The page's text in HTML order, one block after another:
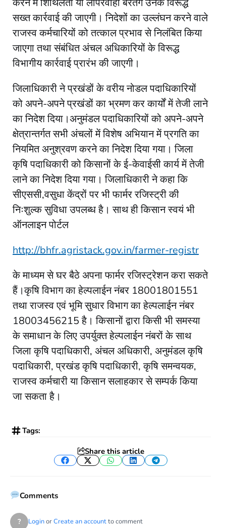
करने में शिथिलता या लापरवाही बरतेंगे उनके विरूद्ध
सख्त कार्रवाई की जाएगी। निदेशों का उल्लंघन करने वाले
राजस्व कर्मचारियों को तत्काल प्रभाव से निलंबित किया
जाएगा तथा संबंधित अंचल अधिकारियों के विरूद्ध
विभागीय कार्रवाई प्रारंभ की जाएगी।
जिलाधिकारी ने प्रखंडों के वरीय नोडल पदाधिकारियों
को अपने-अपने प्रखंडों का भ्रमण कर कार्यों में तेजी लाने
का निदेश दिया।अनुमंडल पदाधिकारियों को अपने-अपने
क्षेत्रान्तर्गत सभी अंचलों में विशेष अभियान में प्रगति का
नियमित अनुश्रवण करने का निदेश दिया गया। जिला
कृषि पदाधिकारी को किसानों के ई-केवाईसी कार्य में तेजी
लाने का निदेश दिया गया। जिलाधिकारी ने कहा कि
सीएससी,वसुधा केंद्रों पर भी फार्मर रजिस्ट्री की
निःशुल्क सुविधा उपलब्ध है। साथ ही किसान स्वयं भी
ऑनलाइन पोर्टल
http://bhfr.agristack.gov.in/farmer-registr
के माध्यम से घर बैठे अपना फार्मर रजिस्ट्रेशन करा सकते
हैं।कृषि विभाग का हेल्पलाईन नंबर 18001801551
तथा राजस्व एवं भूमि सुधार विभाग का हेल्पलाईन नंबर
18003456215 है। किसानों द्वारा किसी भी समस्या
के समाधान के लिए उपर्युक्त हेल्पलाईन नंबरों के साथ
जिला कृषि पदाधिकारी, अंचल अधिकारी, अनुमंडल कृषि
पदाधिकारी, प्रखंड कृषि पदाधिकारी, कृषि समन्वयक,
राजस्व कर्मचारी या किसान सलाहकार से सम्पर्क किया
जा सकता है।
Tags:
Share this article
Facebook
TwitterWhatsApp
LinkedInTelegram
Comments
? LoginorCreate an accountto comment